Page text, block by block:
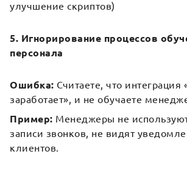
улучшение скриптов)
5. Игнорирование процессов
персонала
Ошибка: Считаете, что интеграция
заработает», и не обучаете
Пример: Менеджеры не
записи звонков, не видят
клиентов.